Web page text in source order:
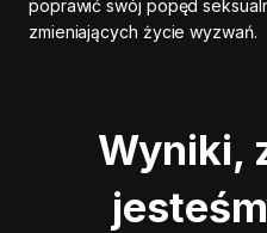
poprawić swój popęd
zmieniających życie wyzwań.
Wyniki,